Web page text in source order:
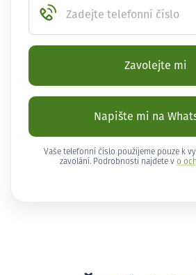
Zadejte telefonní číslo
Zavolejte mi
Napište mi na
Vaše telefonní číslo použijeme pouze k
zavolání. Podrobnosti najdete v o